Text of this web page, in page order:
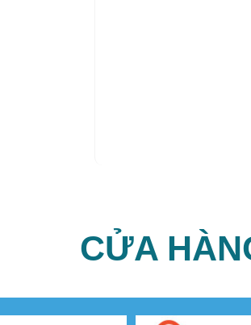
CỬA